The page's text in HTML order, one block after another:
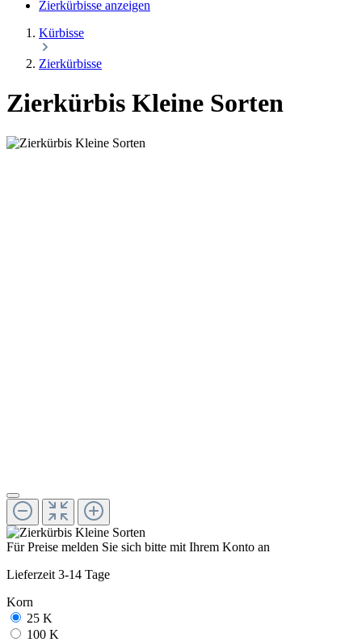
Zierkürbisse anzeigen
Kürbisse
Zierkürbisse
Zierkürbis Kleine Sorten
Für Preise melden Sie sich bitte mit Ihrem Konto an
Lieferzeit 3-14 Tage
Korn
25 K
100 K